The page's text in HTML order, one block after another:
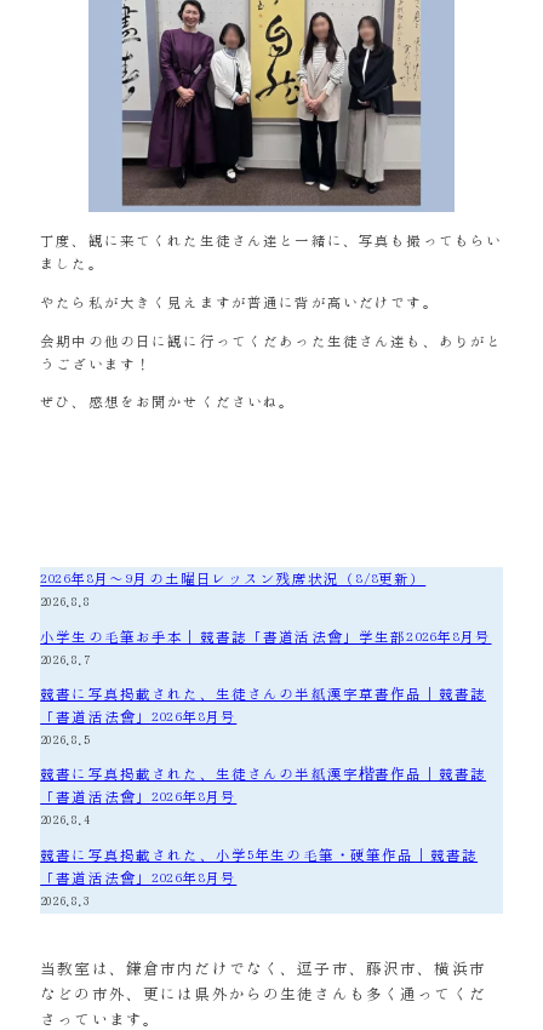
丁度、観に来てくれた生徒さん達と一緒に、写真も撮ってもらい
ました。
やたら私が大きく見えますが普通に背が高いだけです。
会期中の他の日に観に行ってくだあった生徒さん達も、ありがと
うございます！
ぜひ、感想をお聞かせくださいね。
2026年8月～9月の土曜日レッスン残席状況（8/8更新）
2026.8.8
小学生の毛筆お手本｜競書誌「書道活法會」学生部2026年8月号
2026.8.7
競書に写真掲載された、生徒さんの半紙漢字草書作品｜競書誌
「書道活法會」2026年8月号
2026.8.5
競書に写真掲載された、生徒さんの半紙漢字楷書作品｜競書誌
「書道活法會」2026年8月号
2026.8.4
競書に写真掲載された、小学5年生の毛筆・硬筆作品｜競書誌
「書道活法會」2026年8月号
2026.8.3
当教室は、鎌倉市内だけでなく、逗子市、藤沢市、横浜市
などの市外、更には県外からの生徒さんも多く通ってくだ
さっています。